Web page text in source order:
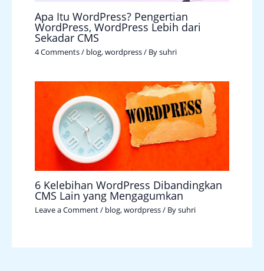
Apa Itu WordPress? Pengertian
WordPress, WordPress Lebih dari
Sekadar CMS
4 Comments/ blog,wordpress/ Bysuhri
6 Kelebihan WordPress Dibandingkan
CMS Lain yang Mengagumkan
Leave a Comment/ blog,wordpress/ Bysuhri